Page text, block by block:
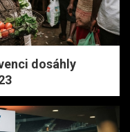
dosáhly